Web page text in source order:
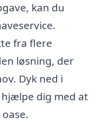
kan du
fra flere
løsning, der
Dyk ned i
dig med at